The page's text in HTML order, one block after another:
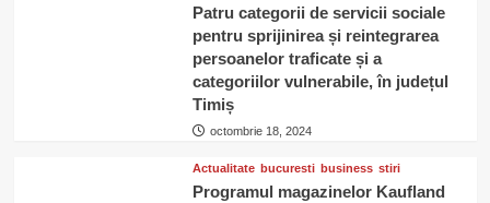
Patru categorii de servicii sociale
pentru sprijinirea și reintegrarea
persoanelor traficate și a
categoriilor vulnerabile, în județul
Timiș
octombrie 18, 2024
Actualitate bucuresti business stiri
Programul magazinelor Kaufland